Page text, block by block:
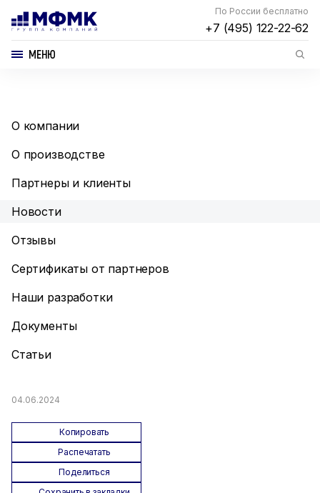
По России бесплатно
+7 (495) 122-22-62
МЕНЮ
О компании
О производстве
Партнеры и клиенты
Новости
Отзывы
Сертификаты от партнеров
Наши разработки
Документы
Статьи
04.06.2024
Копировать
Распечатать
Поделиться